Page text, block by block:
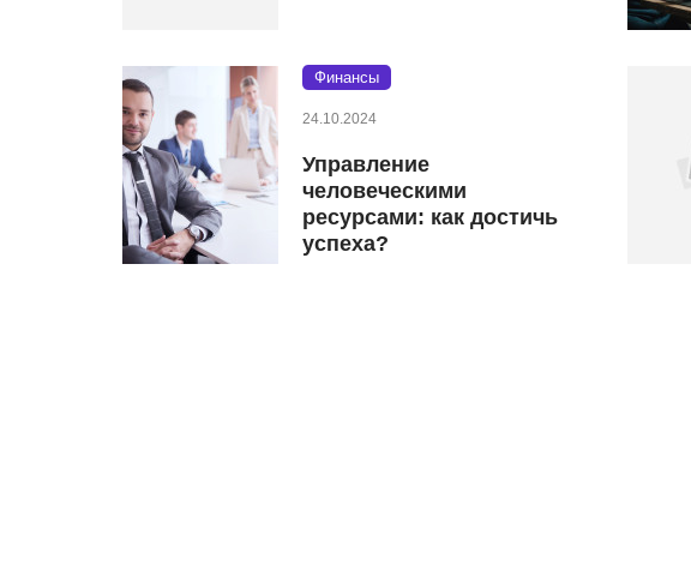
Финансы
24.10.2024
Управление
человеческими
ресурсами: как достичь
успеха?